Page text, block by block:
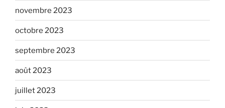
novembre 2023
octobre 2023
septembre 2023
août 2023
juillet 2023